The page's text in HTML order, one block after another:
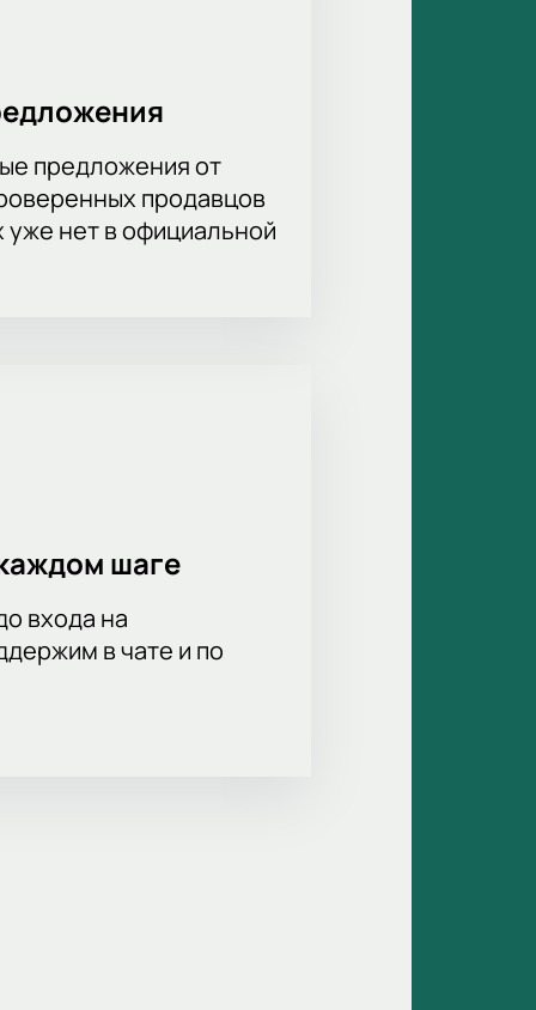
предложения от
продавцов
нет в официальной
шаге
входа на
в чате и по